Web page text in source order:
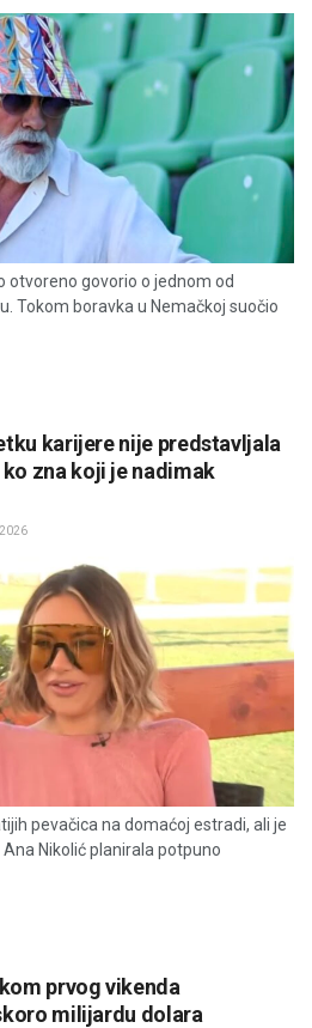
otvoreno govorio o jednom od
Tokom boravka u Nemačkoj suočio
karijere nije predstavljala
zna koji je nadimak
pevačica na domaćoj estradi, ali je
Nikolić planirala potpuno
prvog vikenda
milijardu dolara